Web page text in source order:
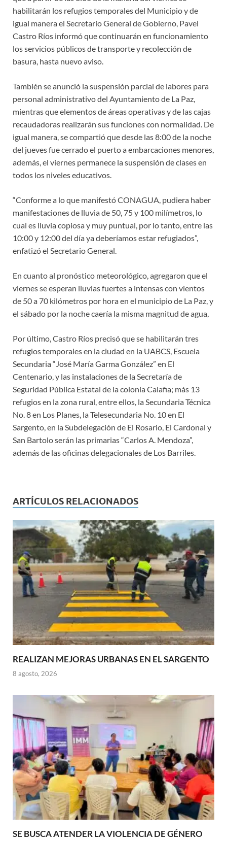
habilitarán los refugios temporales del Municipio y de
igual manera el Secretario General de Gobierno, Pavel
Castro Ríos informó que continuarán en funcionamiento
los servicios públicos de transporte y recolección de
basura, hasta nuevo aviso.
También se anunció la suspensión parcial de labores para
personal administrativo del Ayuntamiento de La Paz,
mientras que elementos de áreas operativas y de las cajas
recaudadoras realizarán sus funciones con normalidad. De
igual manera, se compartió que desde las 8:00 de la noche
del jueves fue cerrado el puerto a embarcaciones menores,
además, el viernes permanece la suspensión de clases en
todos los niveles educativos.
“Conforme a lo que manifestó CONAGUA, pudiera haber
manifestaciones de lluvia de 50, 75 y 100 milímetros, lo
cual es lluvia copiosa y muy puntual, por lo tanto, entre las
10:00 y 12:00 del día ya deberíamos estar refugiados”,
enfatizó el Secretario General.
En cuanto al pronóstico meteorológico, agregaron que el
viernes se esperan lluvias fuertes a intensas con vientos
de 50 a 70 kilómetros por hora en el municipio de La Paz, y
el sábado por la noche caería la misma magnitud de agua,
Por último, Castro Ríos precisó que se habilitarán tres
refugios temporales en la ciudad en la UABCS, Escuela
Secundaria “José María Garma González” en El
Centenario, y las instalaciones de la Secretaría de
Seguridad Pública Estatal de la colonia Calafia; más 13
refugios en la zona rural, entre ellos, la Secundaria Técnica
No. 8 en Los Planes, la Telesecundaria No. 10 en El
Sargento, en la Subdelegación de El Rosario, El Cardonal y
San Bartolo serán las primarias “Carlos A. Mendoza”,
además de las oficinas delegacionales de Los Barriles.
ARTÍCULOS RELACIONADOS
REALIZAN MEJORAS URBANAS EN EL SARGENTO
8 agosto, 2026
SE BUSCA ATENDER LA VIOLENCIA DE GÉNERO